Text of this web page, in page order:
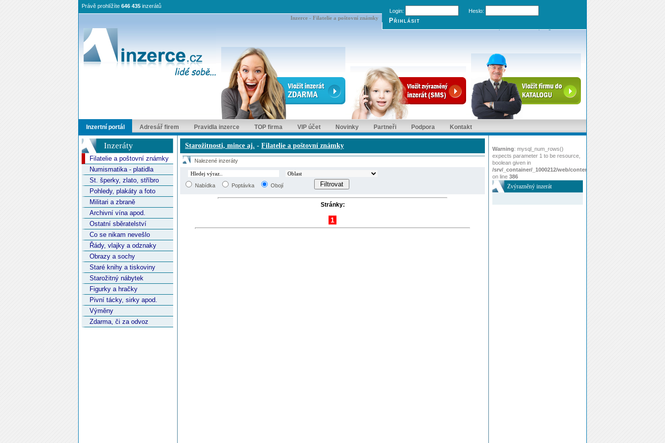
Inzerce - Filatelie a poštovní známky
Právě prohlížíte 646 435 inzerátů
Login:
Heslo:
Inzertní portál Adresář firem Pravidla inzerce TOP firma VIP účet Novinky Partneři Podpora Kontakt
Inzeráty
Filatelie a poštovní známky
Numismatika - platidla
St. šperky, zlato, stříbro
Pohledy, plakáty a foto
Militari a zbraně
Archivní vína apod.
Ostatní sběratelství
Co se nikam nevešlo
Řády, vlajky a odznaky
Obrazy a sochy
Staré knihy a tiskoviny
Starožitný nábytek
Figurky a hračky
Pivní tácky, sirky apod.
Výměny
Zdarma, či za odvoz
Starožitnosti, mince aj. - Filatelie a poštovní známky
Nalezené inzeráty
Nabídka Poptávka Obojí
Stránky:
1
Warning: mysql_num_rows()
expects parameter 1 to be resource,
boolean given in
/srv/_container/_1000212/web/content/www/index.php
on line 386
Zvýrazněný inzerát